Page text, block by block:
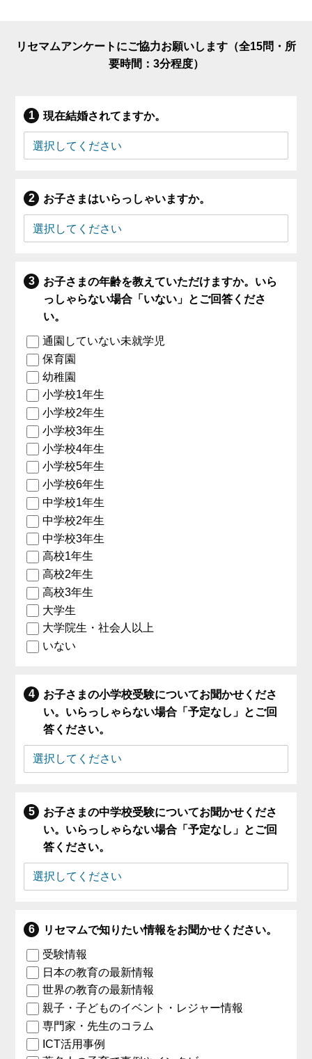
リセマムアンケートにご協力お願いします（全15問・所
要時間：3分程度）
現在結婚されてますか。
お子さまはいらっしゃいますか。
お子さまの年齢を教えていただけますか。いら
っしゃらない場合「いない」とご回答くださ
い。
通園していない未就学児
保育園
幼稚園
小学校1年生
小学校2年生
小学校3年生
小学校4年生
小学校5年生
小学校6年生
中学校1年生
中学校2年生
中学校3年生
高校1年生
高校2年生
高校3年生
大学生
大学院生・社会人以上
いない
お子さまの小学校受験についてお聞かせくださ
い。いらっしゃらない場合「予定なし」とご回
答ください。
お子さまの中学校受験についてお聞かせくださ
い。いらっしゃらない場合「予定なし」とご回
答ください。
リセマムで知りたい情報をお聞かせください。
受験情報
日本の教育の最新情報
世界の教育の最新情報
親子・子どものイベント・レジャー情報
専門家・先生のコラム
ICT活用事例